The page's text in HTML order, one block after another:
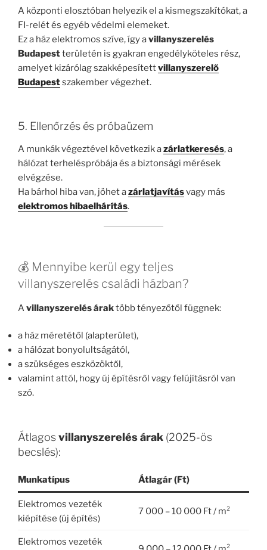
A központi elosztóban helyezik el a kismegszakítókat, a
FI-relét és egyéb védelmi elemeket.
Ez a ház elektromos szíve, így avillanyszerelés
Budapestterületén is gyakran engedélyköteles rész,
amelyet kizárólag szakképesítettvillanyszerelő
Budapestszakember végezhet.
5. Ellenőrzés és próbaüzem
A munkák végeztével következik azárlatkeresés, a
hálózat terheléspróbája és a biztonsági mérések
elvégzése.
Ha bárhol hiba van, jöhet azárlatjavításvagy más
elektromos hibaelhárítás.
💰 Mennyibe kerül egy teljes
villanyszerelés családi házban?
Avillanyszerelés áraktöbb tényezőtől függnek:
a ház méretétől (alapterület),
a hálózat bonyolultságától,
a szükséges eszközöktől,
valamint attól, hogy új építésről vagy felújításról van
szó.
Átlagosvillanyszerelés árak (2025-ös
becslés):
Munkatípus Átlagár (Ft)
Elektromos vezeték
kiépítése (új építés)
7 000 – 10 000 Ft / m²
Elektromos vezeték